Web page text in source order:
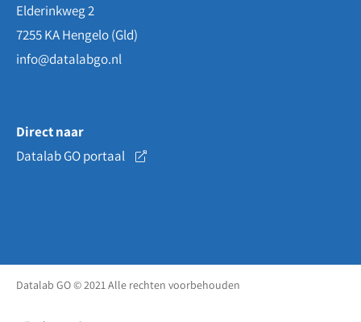
Elderinkweg 2
7255 KAHengelo (Gld)
info@datalabgo.nl
Direct naar
Datalab GO portaal
Datalab GO © 2021 Alle rechten voorbehouden